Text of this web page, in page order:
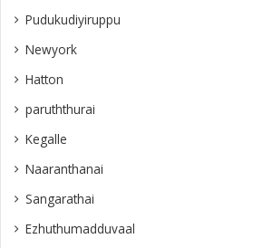
Pudukudiyiruppu
Newyork
Hatton
paruththurai
Kegalle
Naaranthanai
Sangarathai
Ezhuthumadduvaal